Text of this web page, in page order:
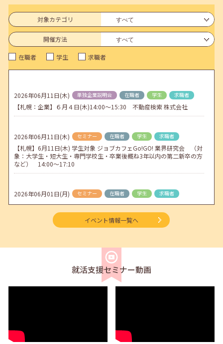
についてのお知らせ
2026年04月25日(土) jobcafeからのお知らせ
5月のセミナー情報を公開いたしました。
2026年04月02日(木) jobcafeからのお知らせ
2026年04月01日(水) jobcafeからのお知らせ
地方拠点臨時閉所のお知らせ
対象カテゴリ
開催方法
在職者 学生 求職者
2026年06月11日(木) 単独企業説明会 在職者 学生 求職者
【札幌：企業】６月４日(木)14:00～15:30 不動産検索 株式会社
2026年06月11日(木) セミナー 在職者 学生 求職者
【札幌】6月11日(木) 学生対象 ジョブカフェGo!GO! 業界研究会 （対
象：大学生・短大生・専門学校生・卒業後概ね3年以内の第二新卒の方
など） 14:00～17:10
2026年06月01日(月) セミナー 在職者 学生 求職者
【函館・対面】6月3日（水）就勝塾 就活ストレス解消法 13:30～14:30
【帯広・対面】6月5日（金）就勝塾 求人票の見方 11:00～11:40
セミナー 在職者 学生
【釧路・対面】6月12日（金）就勝塾 自己分析 13:30～14:30
【オンライン】6月12日（金）就活ストレス４つの解消法 14:00～
14:30
イベント情報一覧へ
就活支援セミナー動画